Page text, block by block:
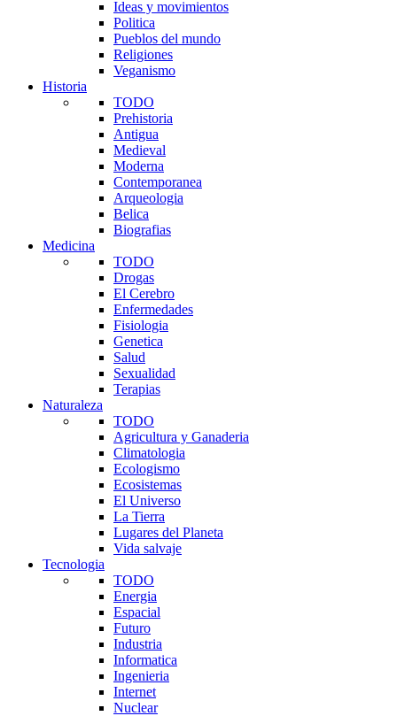
Ideas y movimientos
Politica
Pueblos del mundo
Religiones
Veganismo
Historia
TODO
Prehistoria
Antigua
Medieval
Moderna
Contemporanea
Arqueologia
Belica
Biografias
Medicina
TODO
Drogas
El Cerebro
Enfermedades
Fisiologia
Genetica
Salud
Sexualidad
Terapias
Naturaleza
TODO
Agricultura y Ganaderia
Climatologia
Ecologismo
Ecosistemas
El Universo
La Tierra
Lugares del Planeta
Vida salvaje
Tecnologia
TODO
Energia
Espacial
Futuro
Industria
Informatica
Ingenieria
Internet
Nuclear